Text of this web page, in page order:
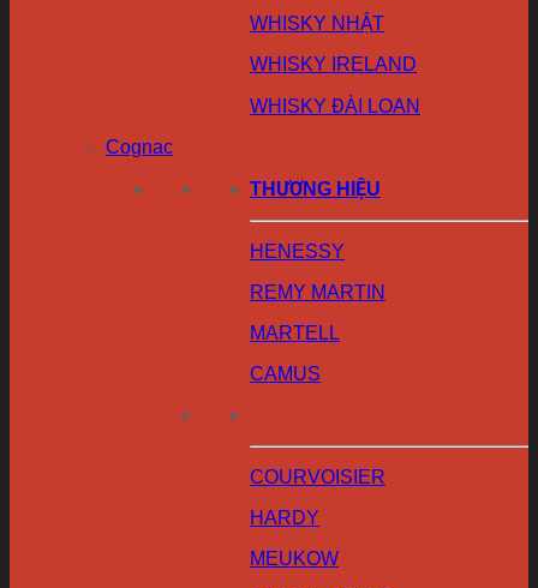
WHISKY NHẬT
WHISKY IRELAND
WHISKY ĐÀI LOAN
Cognac
THƯƠNG HIỆU
HENESSY
REMY MARTIN
MARTELL
CAMUS
COURVOISIER
HARDY
MEUKOW